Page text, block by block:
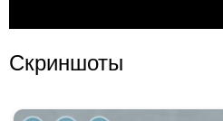
Скриншоты